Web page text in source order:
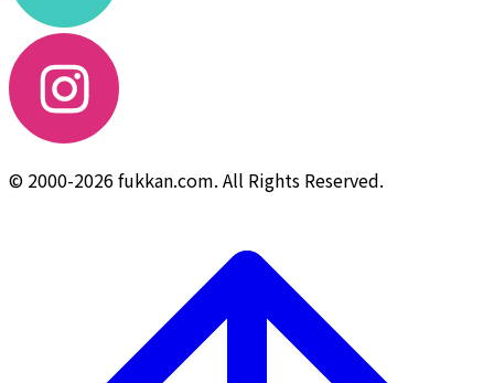
© 2000-2026 fukkan.com. All Rights Reserved.